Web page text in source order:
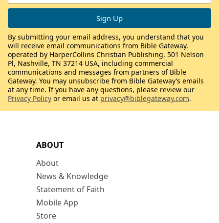
ABOUT
About
News & Knowledge
Statement of Faith
Mobile App
Store
By submitting your email address, you understand that you
will receive email communications from Bible Gateway,
operated by HarperCollins Christian Publishing, 501 Nelson
Pl, Nashville, TN 37214 USA, including commercial
communications and messages from partners of Bible
Gateway. You may unsubscribe from Bible Gateway’s emails
at any time. If you have any questions, please review our
Privacy Policy or email us at privacy@biblegateway.com.